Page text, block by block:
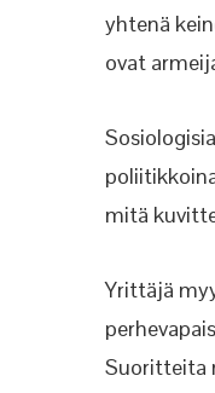
yhtenä
ovat
mitä
Yrittäjä
Suoritteita